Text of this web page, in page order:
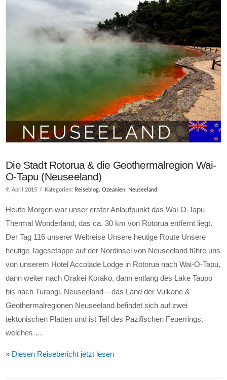
Die Stadt Rotorua & die Geothermalregion Wai-
O-Tapu (Neuseeland)
9. April 2015 Kategorien: Reiseblog,Ozeanien, Neuseeland
Heute Morgen war unser erster Anlaufpunkt das Wai-O-Tapu
Thermal Wonderland, das ca. 30 km von Rotorua entfernt liegt.
Der Tag 116 unserer Weltreise Unsere heutige Route Unsere
heutige Tagesetappe auf der Nordinsel von Neuseeland führe uns
von unserem Hotel Accolade Lodge in Rotorua nach Wai-O-Tapu,
dann weiter nach Orakei Korako, dann entlang des Lake Taupo
bis nach Turangi. Neuseeland – das Land der Vulkane &
Geothermalregionen Neuseeland befindet sich auf zwei
tektonischen Platten und ist Teil des Pazifischen Feuerrings,
welches …
» Diesen Reisebericht jetzt lesen